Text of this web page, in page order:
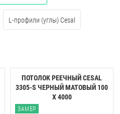
L-профили (углы) Cesal
ПОТОЛОК РЕЕЧНЫЙ CESAL
3305-S ЧЕРНЫЙ МАТОВЫЙ 100
Х 4000
ЗАМЕР